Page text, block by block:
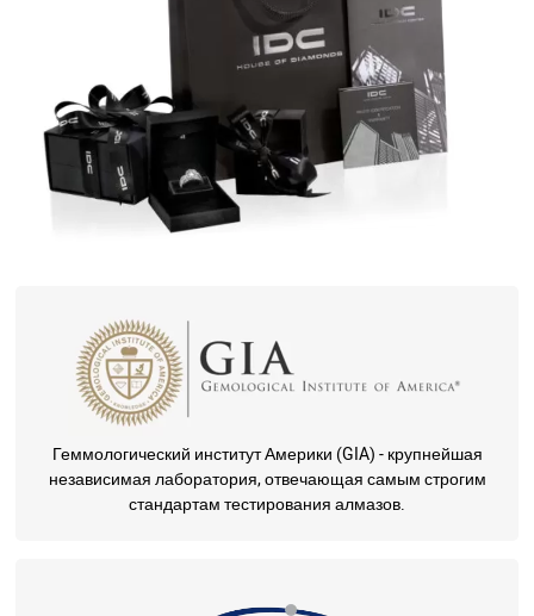
Геммологический институт Америки (GIA) - крупнейшая
независимая лаборатория, отвечающая самым строгим
стандартам тестирования алмазов.